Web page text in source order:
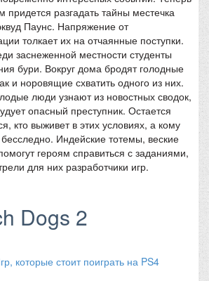
придется разгадать тайны местечка
Паунс. Напряжение от
толкает их на отчаянные поступки.
заснеженной местности студенты
бури. Вокруг дома бродят голодные
и норовящие схватить одного из них.
люди узнают из новостных сводок,
опасный преступник. Остается
кто выживет в этих условиях, а кому
Индейские тотемы, веские
героям справиться с заданиями,
для них разработчики игр.
Dogs 2